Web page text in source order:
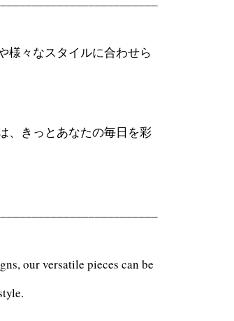
様々なスタイルに合わせら
、きっとあなたの毎日を彩
our versatile pieces can be